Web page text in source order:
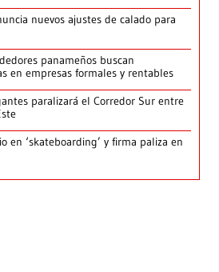
nuevos ajustes de calado para
panameños buscan
en empresas formales y rentables
paralizará el Corredor Sur entre
en ‘skateboarding’ y firma paliza en